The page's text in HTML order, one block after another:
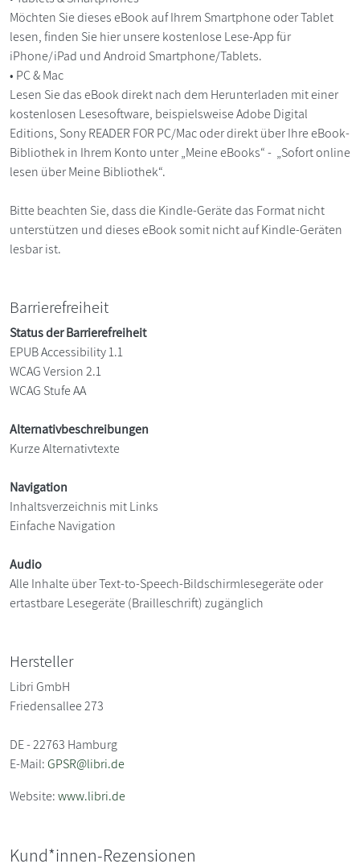
Möchten Sie dieses eBook auf Ihrem Smartphone oder Tablet
lesen, finden Sie hier unsere kostenlose Lese-App für
iPhone/iPad und Android Smartphone/Tablets.
• PC & Mac
Lesen Sie das eBook direkt nach dem Herunterladen mit einer
kostenlosen Lesesoftware, beispielsweise Adobe Digital
Editions, Sony READER FOR PC/Mac oder direkt über Ihre eBook-
Bibliothek in Ihrem Konto unter „Meine eBooks“ - „Sofort online
lesen über Meine Bibliothek“.
Bitte beachten Sie, dass die Kindle-Geräte das Format nicht
unterstützen und dieses eBook somit nicht auf Kindle-Geräten
lesbar ist.
Barrierefreiheit
Status der Barrierefreiheit
EPUB Accessibility 1.1
WCAG Version 2.1
WCAG Stufe AA
Alternativbeschreibungen
Kurze Alternativtexte
Navigation
Inhaltsverzeichnis mit Links
Einfache Navigation
Audio
Alle Inhalte über Text-to-Speech-Bildschirmlesegeräte oder
ertastbare Lesegeräte (Brailleschrift) zugänglich
Hersteller
Libri GmbH
Friedensallee 273
DE - 22763 Hamburg
E-Mail:GPSR@libri.de
Website:www.libri.de
Kund*innen-Rezensionen